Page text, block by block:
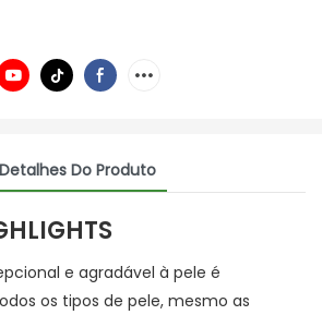
Detalhes Do Produto
e agradável à pele é
os tipos de pele, mesmo as